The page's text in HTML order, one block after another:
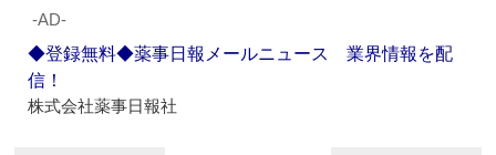
‐AD‐
◆登録無料◆薬事日報メールニュース 業界情報を配
信！
株式会社薬事日報社